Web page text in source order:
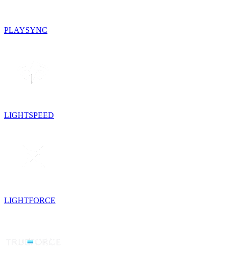
PLAYSYNC
LIGHTSPEED
LIGHTFORCE